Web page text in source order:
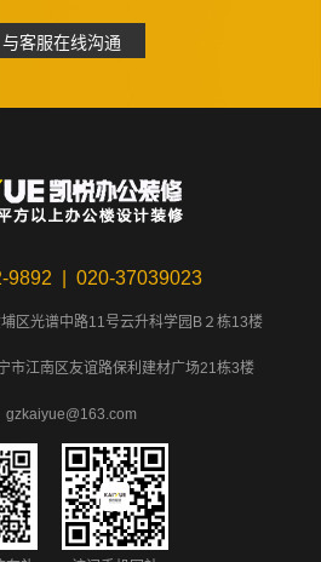
与客服在线沟通
9892 | 020-37039023
区光谱中路11号云升科学园B２栋13楼
市江南区友谊路保利建材广场21栋3楼
gzkaiyue@163.com